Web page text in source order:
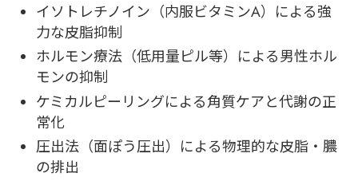
イソトレチノイン（内服ビタミンA）による強
力な皮脂抑制
ホルモン療法（低用量ピル等）による男性ホル
モンの抑制
ケミカルピーリングによる角質ケアと代謝の正
常化
圧出法（面ぽう圧出）による物理的な皮脂・膿
の排出